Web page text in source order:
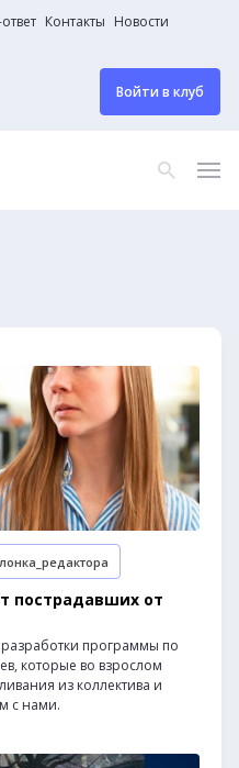
Контакты Новости
Войти в клуб
пострадавших от
программы по
которые во взрослом
из коллектива и
с нами.